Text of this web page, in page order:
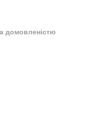
домовленістю